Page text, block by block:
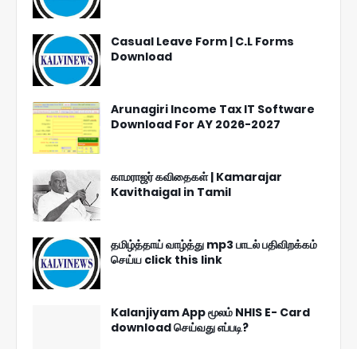
Casual Leave Form | C.L Forms
Download
Arunagiri Income Tax IT Software
Download For AY 2026-2027
காமராஜர் கவிதைகள் | Kamarajar
Kavithaigal in Tamil
தமிழ்த்தாய் வாழ்த்து mp3 பாடல் பதிவிறக்கம்
செய்ய click this link
Kalanjiyam App மூலம் NHIS E- Card
download செய்வது எப்படி?